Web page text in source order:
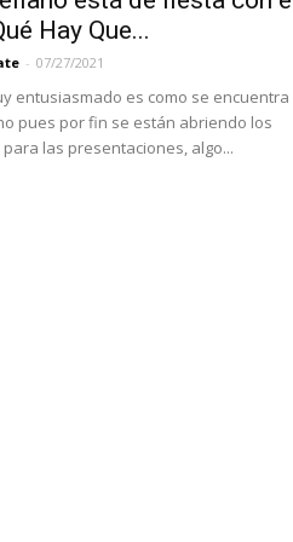
Hay Que...
- 07/27/2021
entusiasmado es como se encuentra
pues por fin se están abriendo los
las presentaciones, algo...